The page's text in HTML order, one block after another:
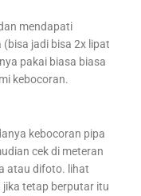
mendapati
jadi bisa 2x lipat
pakai biasa biasa
kebocoran.
kebocoran pipa
cek di meteran
atau difoto. lihat
jika tetap berputar itu